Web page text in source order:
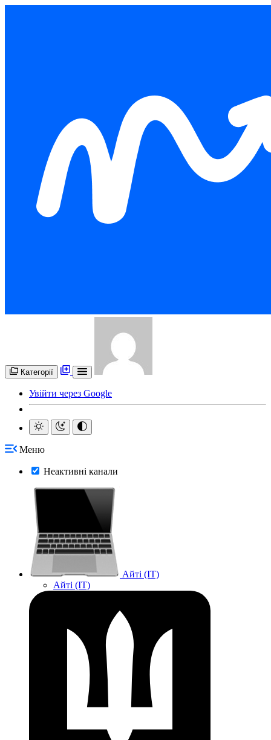
Категорії
Увійти через Google
Меню
Неактивні канали
Айті (IT)
Айті (IT)